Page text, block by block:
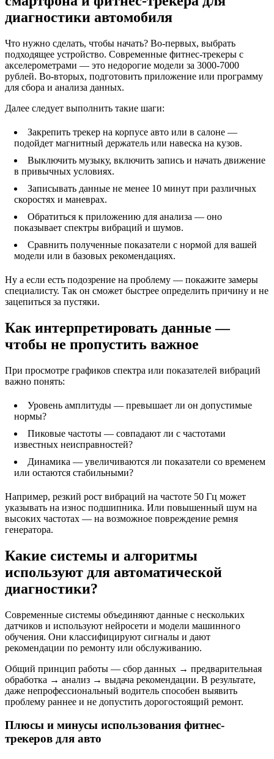
диагностики автомобиля
Что нужно сделать, чтобы начать? Во‑первых, выбрать
подходящее устройство. Современные фитнес-трекеры с
акселерометрами — это недорогие модели за 3000-7000
рублей. Во‑вторых, подготовить приложение или программу
для сбора и анализа данных.
Далее следует выполнить такие шаги:
Закрепить трекер на корпусе авто или в салоне —
подойдет магнитный держатель или навеска на кузов.
Выключить музыку, включить запись и начать движение
в привычных условиях.
Записывать данные не менее 10 минут при различных
скоростях и маневрах.
Обратиться к приложению для анализа — оно
показывает спектры вибраций и шумов.
Сравнить полученные показатели с нормой для вашей
модели или в базовых рекомендациях.
Ну а если есть подозрение на проблему — покажите замеры
специалисту. Так он сможет быстрее определить причину и не
зацепиться за пустяки.
Как интерпретировать данные —
чтобы не пропустить важное
При просмотре графиков спектра или показателей вибраций
важно понять:
Уровень амплитуды — превышает ли он допустимые
нормы?
Пиковые частоты — совпадают ли с частотами
известных неисправностей?
Динамика — увеличиваются ли показатели со временем
или остаются стабильными?
Например, резкий рост вибраций на частоте 50 Гц может
указывать на износ подшипника. Или повышенный шум на
высоких частотах — на возможное повреждение ремня
генератора.
Какие системы и алгоритмы
используют для автоматической
диагностики?
Современные системы объединяют данные с нескольких
датчиков и используют нейросети и модели машинного
обучения. Они классифицируют сигналы и дают
рекомендации по ремонту или обслуживанию.
Общий принцип работы — сбор данных → предварительная
обработка → анализ → выдача рекомендации. В результате,
даже непрофессиональный водитель способен выявить
проблему раннее и не допустить дорогостоящий ремонт.
Плюсы и минусы использования фитнес-
трекеров для авто